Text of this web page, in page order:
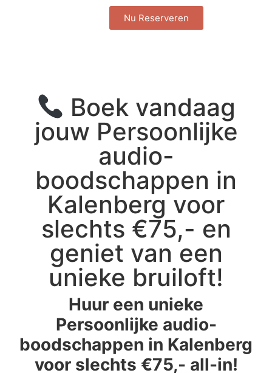
Nu Reserveren
Boek vandaag
jouw Persoonlijke
audio-
boodschappen in
Kalenberg voor
slechts €75,- en
geniet van een
unieke bruiloft!
Huur een unieke
Persoonlijke audio-
boodschappen in Kalenberg
voor slechts €75,- all-in!